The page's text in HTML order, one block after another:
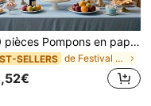
15/30 pièces Pompons en papier de soie bleu, décoration de fête de mariage, fête à thème océan, anniversaire, remise des diplômes, baby shower, décoration de plafond en boule de fleurs en papier, décoration de salle de classe, douche nuptiale, enterrement de vie de jeune fille, rentrée scolaire, thé
SELLERS de Festival Décorations